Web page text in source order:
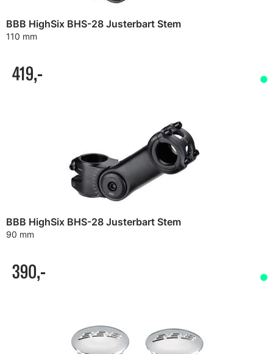
BBB HighSix BHS-28 Justerbart Stem
110 mm
419,-
BBB HighSix BHS-28 Justerbart Stem
90 mm
390,-